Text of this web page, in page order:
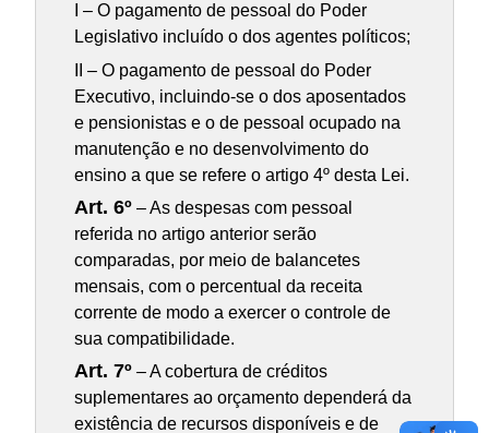
I – O pagamento de pessoal do Poder
Legislativo incluído o dos agentes políticos;
II – O pagamento de pessoal do Poder
Executivo, incluindo-se o dos aposentados
e pensionistas e o de pessoal ocupado na
manutenção e no desenvolvimento do
ensino a que se refere o artigo 4º desta Lei.
Art. 6º – As despesas com pessoal
referida no artigo anterior serão
comparadas, por meio de balancetes
mensais, com o percentual da receita
corrente de modo a exercer o controle de
sua compatibilidade.
Art. 7º – A cobertura de créditos
suplementares ao orçamento dependerá da
existência de recursos disponíveis e de